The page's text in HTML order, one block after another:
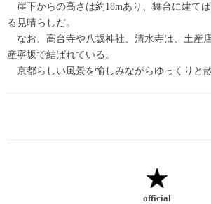
崖下からの高さは約18mあり、舞台に建て
る見晴らしだ。
なお、高台寺や八坂神社、清水寺は、土産
産寧坂で結ばれている。
京都らしい風景を愉しみながらゆっくりと散
official